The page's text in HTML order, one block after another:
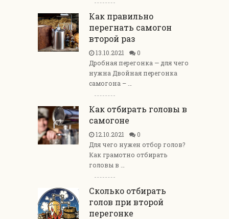
Как правильно
перегнать самогон
второй раз
13.10.2021
0
Дробная перегонка — для чего
нужна Двойная перегонка
самогона – …
Как отбирать головы в
самогоне
12.10.2021
0
Для чего нужен отбор голов?
Как грамотно отбирать
головы в …
Сколько отбирать
голов при второй
перегонке